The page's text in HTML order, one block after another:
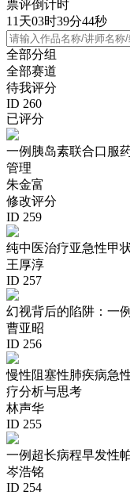
票评倒计时
1 1 天03时39分44秒
全部分组
全部赛道
待我评分
ID 260
已评分
一例胰岛素联合口服
管理
朱金富
修改评分
ID 259
纯中医治疗亚急性甲
王厚淳
ID 257
幻视背后的陷阱：一
曹亚昭
ID 256
慢性阻塞性肺疾病急
疗分析与思考
林声华
ID 255
一例超长病程早发性
岑浩铭
ID 254